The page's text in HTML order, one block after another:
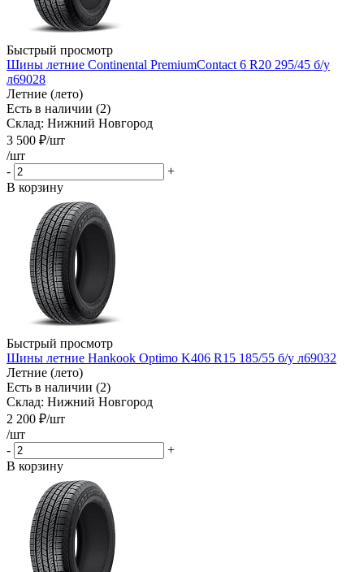
Быстрый просмотр
Шины летние Continental PremiumContact 6 R20 295/45 б/у
л69028
Летние (лето)
Есть в наличии (2)
Склад: Нижний Новгород
3 500 ₽/шт
/шт
-
+
В корзину
Быстрый просмотр
Шины летние Hankook Optimo K406 R15 185/55 б/у л69032
Летние (лето)
Есть в наличии (2)
Склад: Нижний Новгород
2 200 ₽/шт
/шт
-
+
В корзину